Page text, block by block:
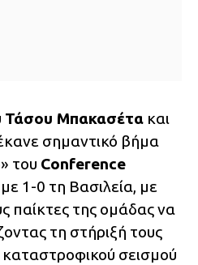
Τάσου Μπακασέτα και
σημαντικό βήμα
του Conference
1-0 τη Βασιλεία, με
παίκτες της ομάδας να
τη στήριξή τους
σεισμού